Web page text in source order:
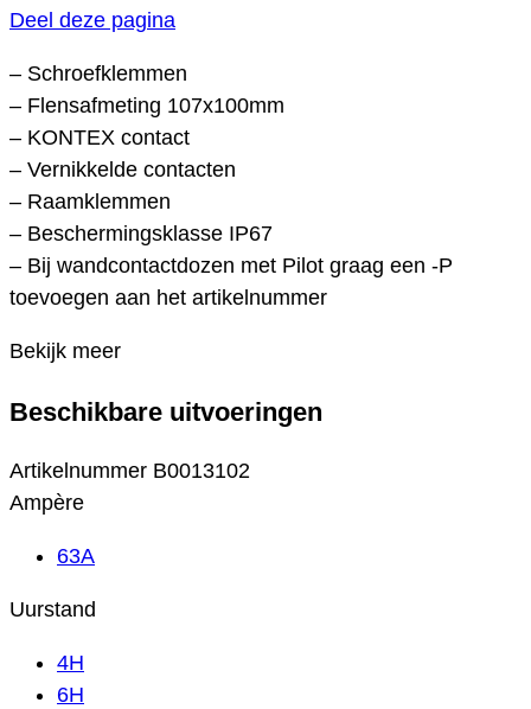
Deel deze pagina
– Schroefklemmen
– Flensafmeting 107x100mm
– KONTEX contact
– Vernikkelde contacten
– Raamklemmen
– Beschermingsklasse IP67
– Bij wandcontactdozen met Pilot graag een -P
toevoegen aan het artikelnummer
Bekijk meer
Beschikbare uitvoeringen
Artikelnummer B0013102
Ampère
63A
Uurstand
4H
6H